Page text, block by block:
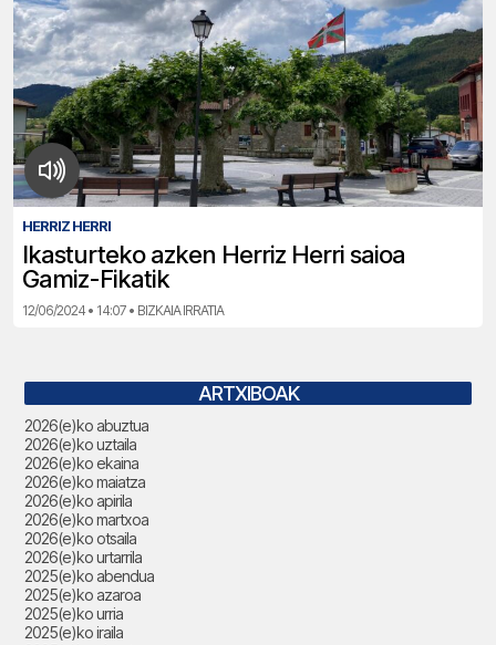
HERRIZ HERRI
Ikasturteko azken Herriz Herri saioa
Gamiz-Fikatik
12/06/2024 • 14:07 • BIZKAIA IRRATIA
ARTXIBOAK
2026(e)ko abuztua
2026(e)ko uztaila
2026(e)ko ekaina
2026(e)ko maiatza
2026(e)ko apirila
2026(e)ko martxoa
2026(e)ko otsaila
2026(e)ko urtarrila
2025(e)ko abendua
2025(e)ko azaroa
2025(e)ko urria
2025(e)ko iraila